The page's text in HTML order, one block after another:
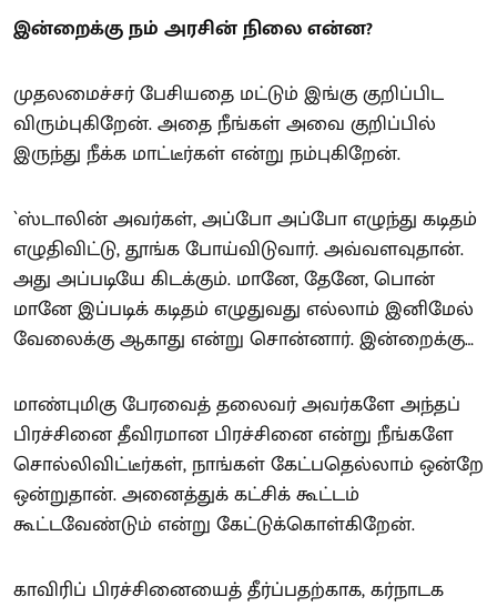
இன்றைக்கு நம் அரசின் நிலை என்ன?
முதலமைச்சர் பேசியதை மட்டும் இங்கு குறிப்பிட
விரும்புகிறேன். அதை நீங்கள் அவை குறிப்பில்
இருந்து நீக்க மாட்டீர்கள் என்று நம்புகிறேன்.
`ஸ்டாலின் அவர்கள், அப்போ அப்போ எழுந்து கடிதம்
எழுதிவிட்டு, தூங்க போய்விடுவார். அவ்வளவுதான்.
அது அப்படியே கிடக்கும். மானே, தேனே, பொன்
மானே இப்படிக் கடிதம் எழுதுவது எல்லாம் இனிமேல்
வேலைக்கு ஆகாது என்று சொன்னார். இன்றைக்கு…
மாண்புமிகு பேரவைத் தலைவர் அவர்களே அந்தப்
பிரச்சினை தீவிரமான பிரச்சினை என்று நீங்களே
சொல்லிவிட்டீர்கள், நாங்கள் கேட்பதெல்லாம் ஒன்றே
ஒன்றுதான். அனைத்துக் கட்சிக் கூட்டம்
கூட்டவேண்டும் என்று கேட்டுக்கொள்கிறேன்.
காவிரிப் பிரச்சினையைத் தீர்ப்பதற்காக, கர்நாடக